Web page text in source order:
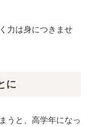
力は身につきませ
に
うと、高学年になっ